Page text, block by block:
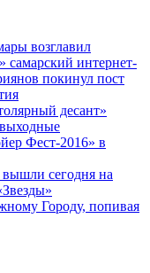
возглавил
самарский интернет-
покинул пост
десант»
Фест-2016» в
сегодня на
Городу, попивая